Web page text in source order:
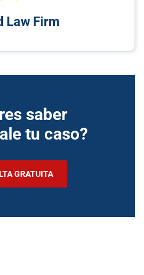
Law Firm
saber
tu caso?
GRATUITA